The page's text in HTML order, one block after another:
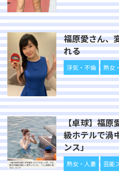
福原愛さん、
れる
浮気・不倫 熟女
【卓球】福原
級ホテルで渦
ンス」
熟女・人妻 芸能